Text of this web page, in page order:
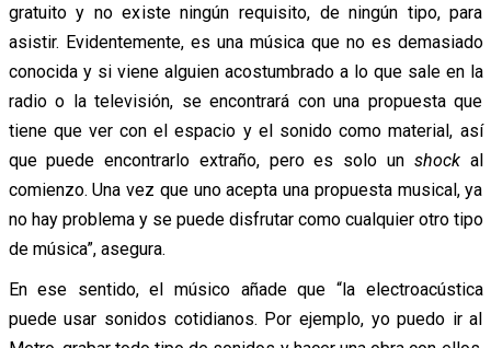
gratuito y no existe ningún requisito, de ningún tipo, para
asistir. Evidentemente, es una música que no es demasiado
conocida y si viene alguien acostumbrado a lo que sale en la
radio o la televisión, se encontrará con una propuesta que
tiene que ver con el espacio y el sonido como material, así
que puede encontrarlo extraño, pero es solo un shockal
comienzo. Una vez que uno acepta una propuesta musical, ya
no hay problema y se puede disfrutar como cualquier otro tipo
de música”, asegura.
En ese sentido, el músico añade que “la electroacústica
puede usar sonidos cotidianos. Por ejemplo, yo puedo ir al